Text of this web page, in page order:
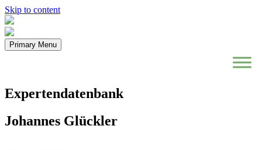
Skip to content
Primary Menu
Expertendatenbank
Johannes Glückler